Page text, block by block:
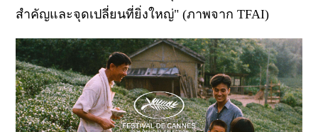
สำคัญและจุดเปลี่ยนที่ยิ่งใหญ่" (ภาพจาก TFAI)